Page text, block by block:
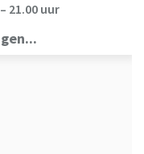
21.00 uur